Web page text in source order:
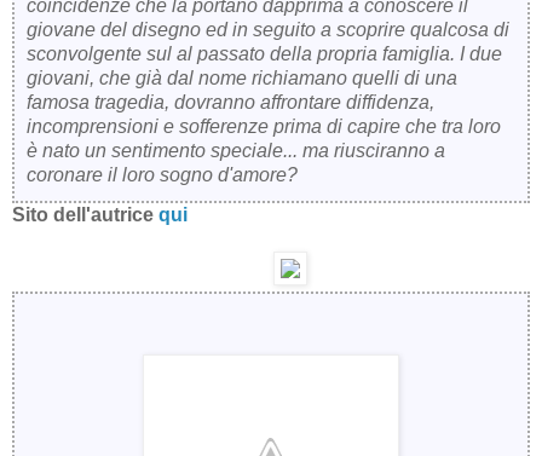
coincidenze che la portano dapprima a conoscere il
giovane del disegno ed in seguito a scoprire qualcosa di
sconvolgente sul al passato della propria famiglia. I due
giovani, che già dal nome richiamano quelli di una
famosa tragedia, dovranno affrontare diffidenza,
incomprensioni e sofferenze prima di capire che tra loro
è nato un sentimento speciale... ma riusciranno a
coronare il loro sogno d'amore?
Sito dell'autrice qui